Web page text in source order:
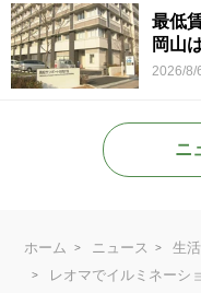
最低
岡山
2026/8/
ニ
ホーム ニュース
生
レオマでイルミネー